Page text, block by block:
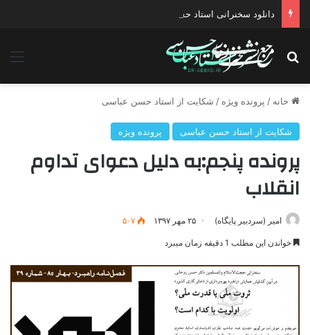
دانلود سخنرانی استاد حسن عباسی با موضوع چهار انتخاب ۱۴۰۰
جستجو برای
خانه / پرونده ویژه / شکایت از استاد حسن عباسی
شکایت از استاد حسن عباسی پرونده ویژه
پرونده پنجم:به دلیل دعوای تداوم
انقلاب
امیر (سردبیر پایگاه) ۲۵ مهر ۱۳۹۷ ۵۰۷
خواندن این مطلب 1 دقیقه زمان میبرد